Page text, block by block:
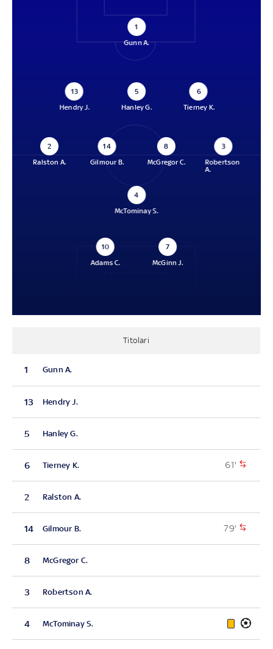
1
Gunn A.
13
Hendry J.
5
Hanley G.
6
Tierney K.
2
Ralston A.
14
Gilmour B.
8
McGregor C.
3
Robertson
A.
4
McTominay S.
10
Adams C.
7
McGinn J.
Titolari
1 Gunn A.
13 Hendry J.
5 Hanley G.
6 Tierney K. 61'
2 Ralston A.
14 Gilmour B. 79'
8 McGregor C.
3 Robertson A.
4 McTominay S.